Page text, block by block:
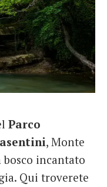
Parco
, Monte
incantato
Qui troverete